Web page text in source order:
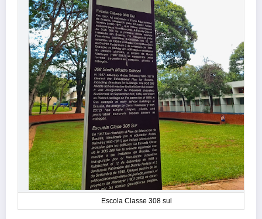
Escola Classe 308 sul